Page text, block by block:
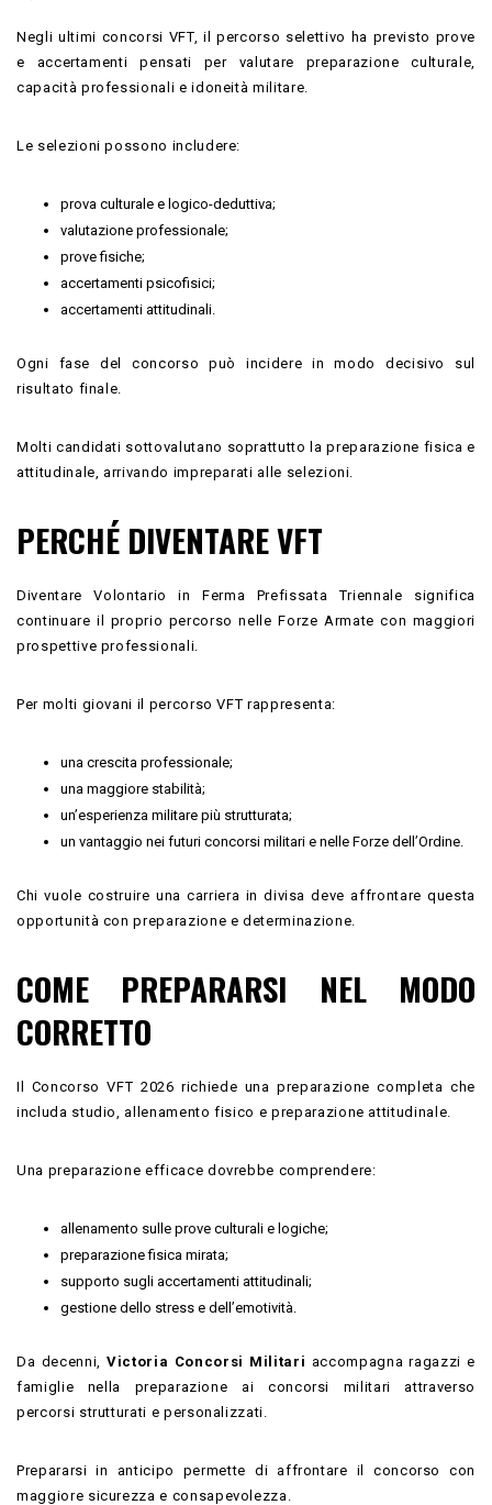
Negli ultimi concorsi VFT, il percorso selettivo ha previsto prove
e accertamenti pensati per valutare preparazione culturale,
capacità professionali e idoneità militare.
Le selezioni possono includere:
prova culturale e logico-deduttiva;
valutazione professionale;
prove fisiche;
accertamenti psicofisici;
accertamenti attitudinali.
Ogni fase del concorso può incidere in modo decisivo sul
risultato finale.
Molti candidati sottovalutano soprattutto la preparazione fisica e
attitudinale, arrivando impreparati alle selezioni.
PERCHÉ DIVENTARE VFT
Diventare Volontario in Ferma Prefissata Triennale significa
continuare il proprio percorso nelle Forze Armate con maggiori
prospettive professionali.
Per molti giovani il percorso VFT rappresenta:
una crescita professionale;
una maggiore stabilità;
un’esperienza militare più strutturata;
un vantaggio nei futuri concorsi militari e nelle Forze dell’Ordine.
Chi vuole costruire una carriera in divisa deve affrontare questa
opportunità con preparazione e determinazione.
COME PREPARARSI NEL MODO
CORRETTO
Il Concorso VFT 2026 richiede una preparazione completa che
includa studio, allenamento fisico e preparazione attitudinale.
Una preparazione efficace dovrebbe comprendere:
allenamento sulle prove culturali e logiche;
preparazione fisica mirata;
supporto sugli accertamenti attitudinali;
gestione dello stress e dell’emotività.
Da decenni,Victoria Concorsi Militari accompagna ragazzi e
famiglie nella preparazione ai concorsi militari attraverso
percorsi strutturati e personalizzati.
Prepararsi in anticipo permette di affrontare il concorso con
maggiore sicurezza e consapevolezza.